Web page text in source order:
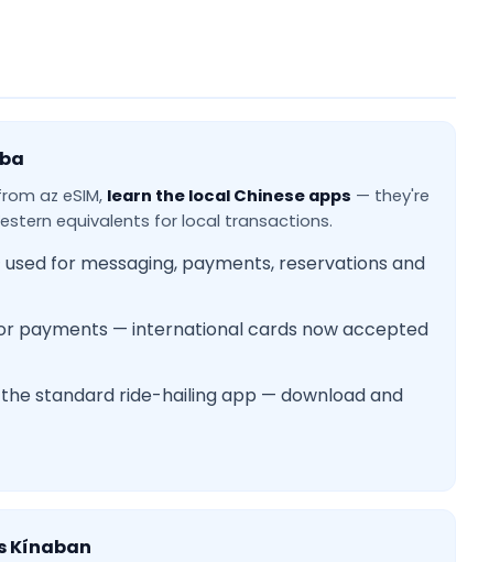
az eSIM, learn the local Chinese apps — they're
equivalents for local transactions.
for messaging, payments, reservations and
payments — international cards now accepted
the standard ride-hailing app — download and
Kínaban